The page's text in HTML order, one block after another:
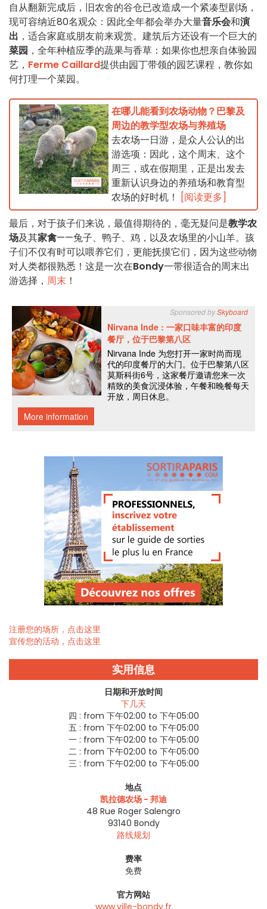
自从翻新完成后，旧农舍的谷仓已改造成一个紧凑型剧场，
现可容纳近80名观众：因此全年都会举办大量音乐会和演
出 ，适合家庭或朋友前来观赏。建筑后方还设有一个巨大的
菜园 ，全年种植应季的蔬果与香草：如果你也想亲自体验园
艺， Ferme Caillard提供由园丁带领的园艺课程，教你如
何打理一个菜园。
在哪儿能看到农场动物？巴黎及
周边的教学型农场与养殖场
去农场一日游，是众人公认的出
游选项：因此，这个周末、这个
周三，或在假期里，正是出发去
重新认识身边的养殖场和教育型
农场的好时机！
[阅读更多]
最后，对于孩子们来说，最值得期待的，毫无疑问是教学农
场及其家禽——兔子、鸭子、鸡，以及农场里的小山羊。孩
子们不仅有时可以喂养它们，更能抚摸它们，因为这些动物
对人类都很熟悉！这是一次在Bondy一带很适合的周末出
游选择， 周末 ！
注册您的场所，点击这里
宣传您的活动，点击这里
实用信息
日期和开放时间
下几天
四 : from 下午02:00 to 下午05:00
五 : from 下午02:00 to 下午05:00
一 : from 下午02:00 to 下午05:00
二 : from 下午02:00 to 下午05:00
三 : from 下午02:00 to 下午05:00
地点
凯拉德农场 - 邦迪
48 Rue Roger Salengro
93140 Bondy
路线规划
费率
免费
官方网站